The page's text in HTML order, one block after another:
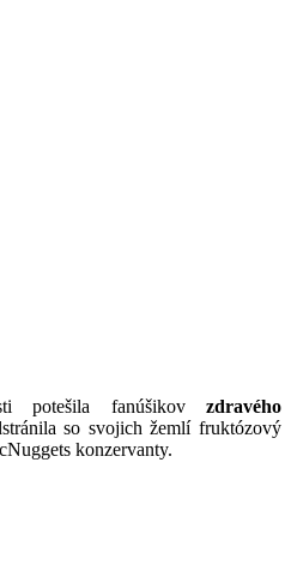
potešila fanúšikov zdravého
so svojich žemlí fruktózový
konzervanty.